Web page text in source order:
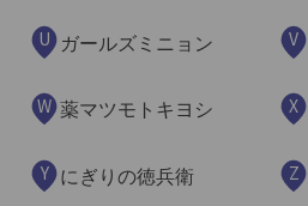
U ガールズミニョン V
W 薬マツモトキヨシ X
Y にぎりの徳兵衛 Z